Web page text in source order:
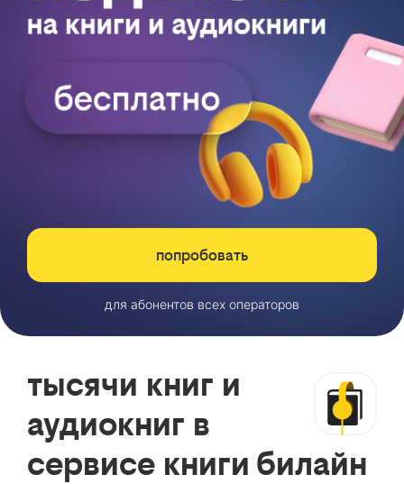
попробовать
для абонентов всех операторов
тысячи книг и
аудиокниг в
сервисе книги билайн